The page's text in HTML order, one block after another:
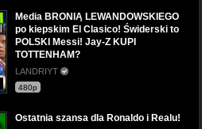
Media BRONIĄ LEWANDOWSKIEGO
po kiepskim El Clasico! Świderski to
POLSKI Messi! Jay-Z KUPI
TOTTENHAM?
LANDRIYT
480p
Ostatnia szansa dla Ronaldo i Realu!